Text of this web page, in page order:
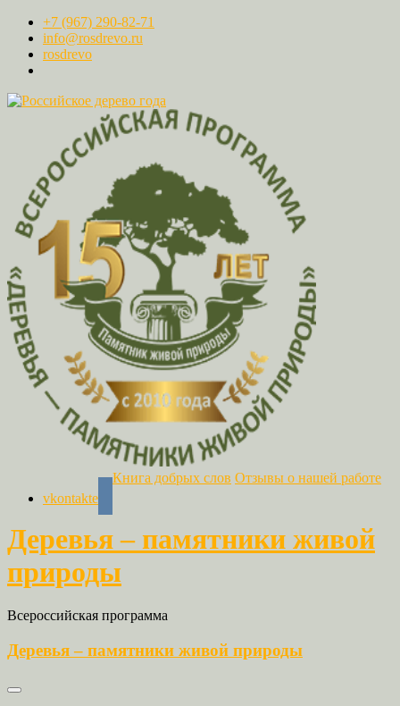
+7 (967) 290-82-71
info@rosdrevo.ru
rosdrevo
vkontakte
Книга добрых слов Отзывы о нашей работе
Деревья – памятники живой
природы
Всероссийская программа
Деревья – памятники живой природы